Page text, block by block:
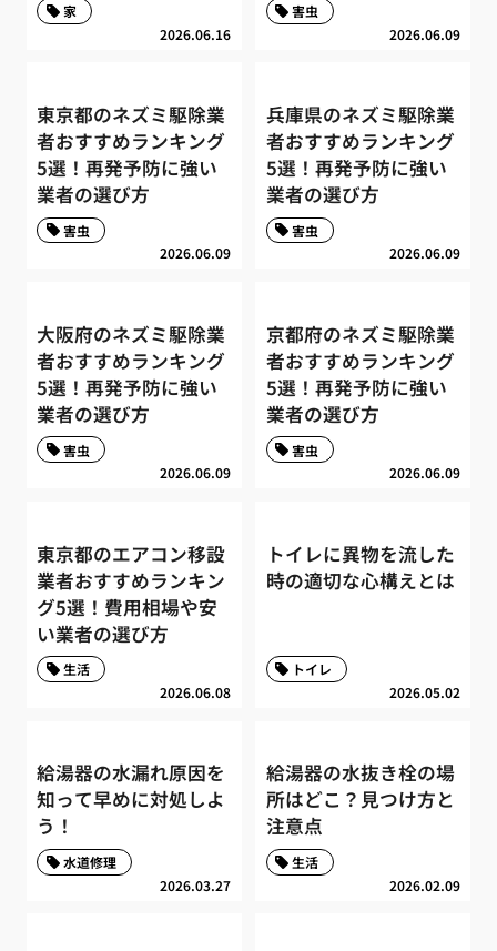
2026.06.16
家
2026.06.09
害虫
東京都のネズミ駆除業
者おすすめランキング
5選！再発予防に強い
業者の選び方
2026.06.09
害虫
兵庫県のネズミ駆除業
者おすすめランキング
5選！再発予防に強い
業者の選び方
2026.06.09
害虫
大阪府のネズミ駆除業
者おすすめランキング
5選！再発予防に強い
業者の選び方
2026.06.09
害虫
京都府のネズミ駆除業
者おすすめランキング
5選！再発予防に強い
業者の選び方
2026.06.09
害虫
東京都のエアコン移設
業者おすすめランキン
グ5選！費用相場や安
い業者の選び方
2026.06.08
生活
トイレに異物を流した
時の適切な心構えとは
2026.05.02
トイレ
給湯器の水漏れ原因を
知って早めに対処しよ
う！
2026.03.27
水道修理
給湯器の水抜き栓の場
所はどこ？見つけ方と
注意点
2026.02.09
生活